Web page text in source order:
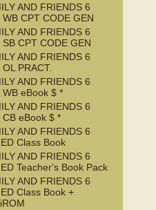
AND FRIENDS 6
WB CPT CODE GEN
AND FRIENDS 6
SB CPT CODE GEN
AND FRIENDS 6
OL PRACT.
AND FRIENDS 6
WB eBook $ *
AND FRIENDS 6
CB eBook $ *
AND FRIENDS 6
Class Book
AND FRIENDS 6
Teacher's Book Pack
AND FRIENDS 6
Class Book +